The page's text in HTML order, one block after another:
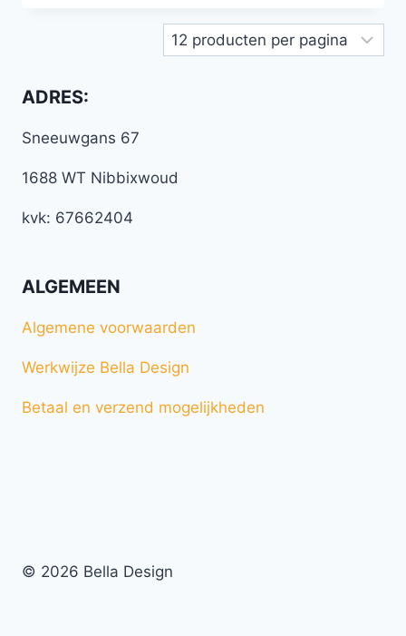
ADRES:
Sneeuwgans 67
1688 WT Nibbixwoud
kvk: 67662404
ALGEMEEN
Algemene voorwaarden
Werkwijze Bella Design
Betaal en verzend mogelijkheden
© 2026 Bella Design